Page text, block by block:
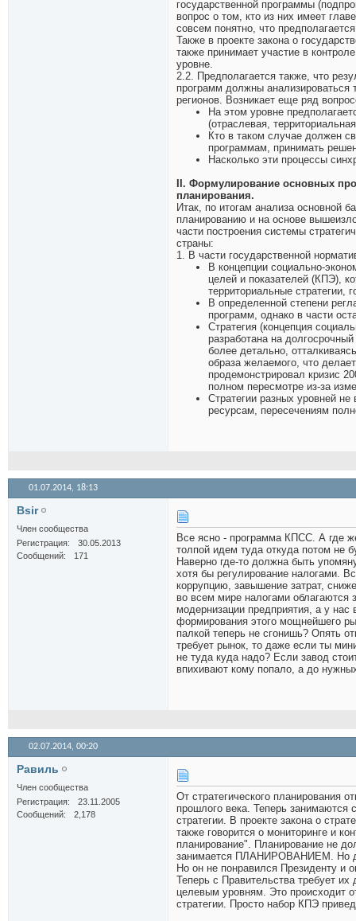
государственной программы
вопрос о том, кто из них имеет
совсем понятно, что
Также в проекте закона о
также принимает участие в
уровне.
2.2. Предполагается также, что
программ должны анализироваться
регионов. Возникает еще ряд
На этом уровне
(отраслевая,
Кто в таком случае должен
программам, принимать
Насколько эти процессы
II. Формулирование основных
планирования.
Итак, по итогам анализа основной
планированию и на основе
части построения системы
страны:
1. В части государственной
В концепции социально-
целей и показателей (КПЭ),
территориальные стратегии,
В определенной степени
программ, однако в части
Стратегия (концепция
разработана на
более детально,
образа желаемого, что
продемонстрировал кризис
полном пересмотре из-за
Стратегии разных уровней
ресурсам, пересечениям
01.07.2014, 18:13
Bsir
Член сообщества
Регистрация
30.05.2013
Сообщений
171
Все ясно - программа КПСС. А где
толпой идем туда откуда потом не
Наверно где-то должна быть
хотя бы регулирование налогами.
коррупцию, завышение затрат,
во всем мире налогами
модернизации предприятия, а у
формирования этого мощнейшего
палкой теперь не сгонишь? Опять
требует рынок, то даже если ты
не туда куда надо? Если завод
впихивают кому попало, а до
02.07.2014, 00:20
Равиль
Член сообщества
Регистрация
23.11.2005
Сообщений
2,178
От стратегического планирования
прошлого века. Теперь занимаются
стратегии. В проекте закона о
также говорится о мониторинге и
планирование". Планирование не
занимается ПЛАНИРОВАНИЕМ. Но
Но он не понравился Президенту и
Теперь с Правительства требует
целевым уровням. Это происходит
стратегии. Просто набор КПЭ